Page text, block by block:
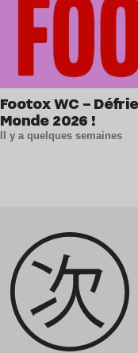
Footox WC –
Monde 2026 !
Il y a quelques semaines